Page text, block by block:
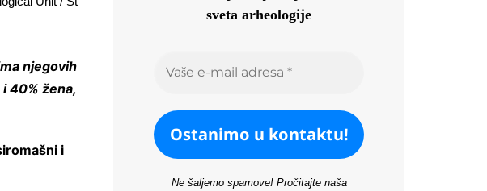
njegovih
40% žena,
i
sveta arheologije
Ne šaljemo spamove! Pročitajte naša